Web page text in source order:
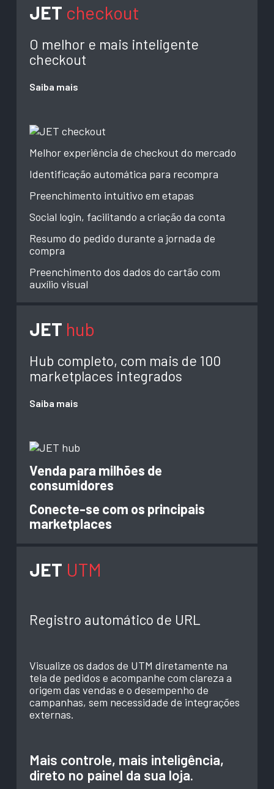
JET checkout
O melhor e mais inteligente
checkout
Saiba mais
Melhor experiência de checkout do mercado
Identificação automática para recompra
Preenchimento intuitivo em etapas
Social login, facilitando a criação da conta
Resumo do pedido durante a jornada de
compra
Preenchimento dos dados do cartão com
auxílio visual
JET hub
Hub completo, com mais de 100
marketplaces integrados
Saiba mais
Venda para milhões de
consumidores
Conecte-se com os principais
marketplaces
JET UTM
Registro automático de URL
Visualize os dados de UTM diretamente na
tela de pedidos e acompanhe com clareza a
origem das vendas e o desempenho de
campanhas, sem necessidade de integrações
externas.
Mais controle, mais inteligência,
direto no painel da sua loja.